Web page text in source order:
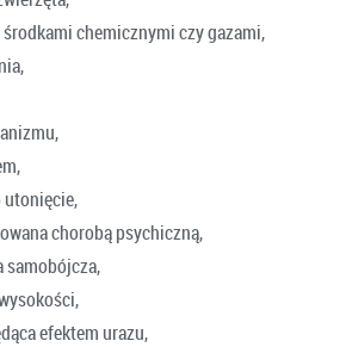
chemicznymi czy gazami,
chorobą psychiczną,
samobójcza,
efektem urazu,